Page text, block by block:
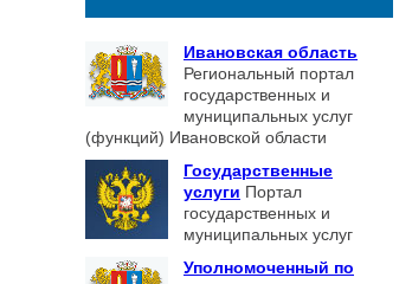
Ивановская область
Региональный портал
государственных и
муниципальных услуг
(функций) Ивановской области
Государственные
услуги Портал
государственных и
муниципальных услуг
Уполномоченный по